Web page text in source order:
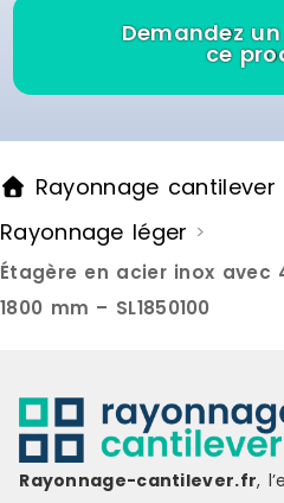
Demandez
ce
Rayonnage cantilever
Rayonnage léger >
Étagère en acier inox avec
1800 mm – SL1850100
Rayonnage-cantilever.fr,